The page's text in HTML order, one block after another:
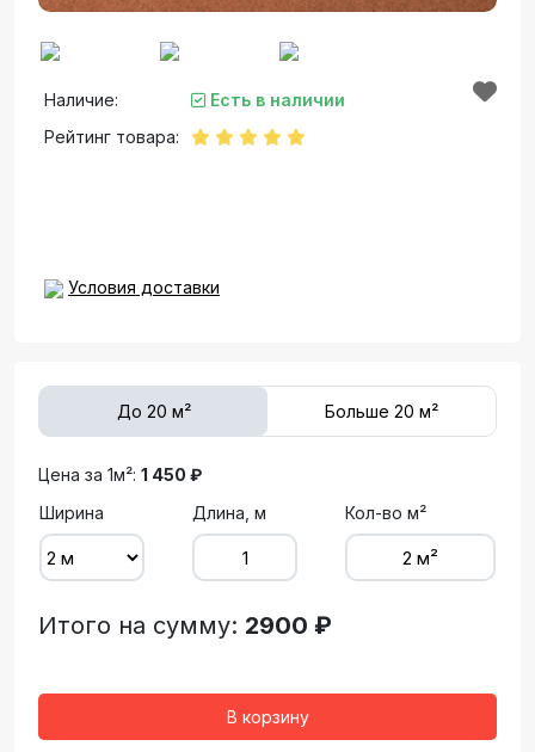
Наличие:
Есть в наличии
Рейтинг товара:
Условия доставки
До 20 м² Больше 20 м²
Цена за 1м²: 1 450 ₽
Ширина
Длина, м Кол-во м²
Итого на сумму: 2900 ₽
В корзину